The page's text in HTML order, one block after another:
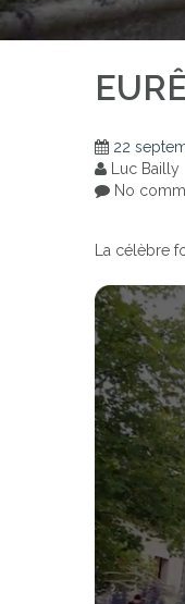
22
Luc Bailly
No
La célèbre